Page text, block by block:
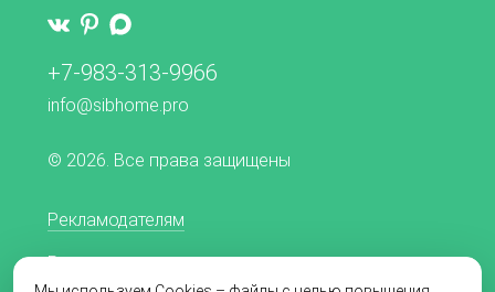
+7-983-313-9966
info@sibhome.pro
© 2026. Все права защищены
Рекламодателям
Редакционная политика